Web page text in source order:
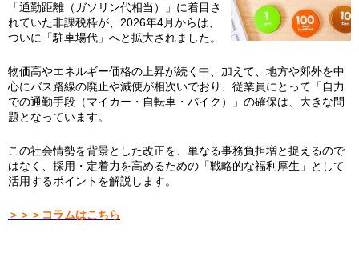
「通勤距離（ガソリン代相当）」に着目さ
れていた非課税枠が、2026年4月からは、
ついに「駐車場代」へと拡大されました。
物価高やエネルギー価格の上昇が続く中、加えて、地方や郊外を中
心にバス路線の廃止や減便が相次いでおり、従業員にとって「自力
での通勤手段（マイカー・自転車・バイク）」の確保は、大きな問
題となっています。
この社会情勢を背景とした改正を、単なる事務負担増と捉えるので
はなく、採用・定着力を高めるための「戦略的な福利厚生」として
活用するポイントを解説します。
＞＞＞コラムはこちら